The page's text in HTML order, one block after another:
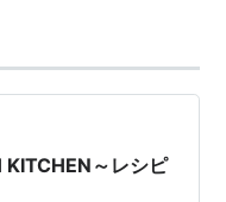
KITCHEN～レシピ